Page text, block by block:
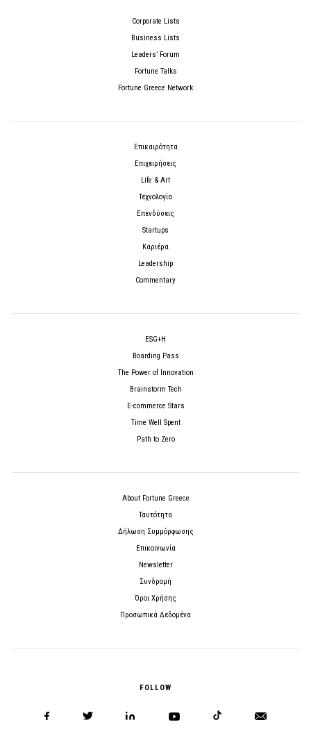
Corporate Lists
Business Lists
Leaders’ Forum
Fortune Talks
Fortune Greece Network
Επικαιρότητα
Επιχειρήσεις
Life & Art
Τεχνολογία
Επενδύσεις
Startups
Καριέρα
Leadership
Commentary
ESG+H
Boarding Pass
The Power of Innovation
Brainstorm Tech
E-commerce Stars
Time Well Spent
Path to Zero
About Fortune Greece
Ταυτότητα
Δήλωση Συμμόρφωσης
Επικοινωνία
Newsletter
Συνδρομή
Όροι Χρήσης
Προσωπικά Δεδομένα
FOLLOW